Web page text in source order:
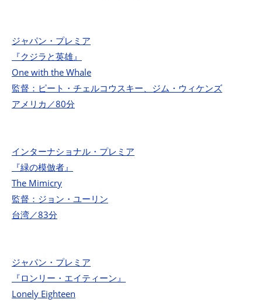
ジャパン・プレミア
『クジラと英雄』
One with the Whale
監督：ピート・チェルコウスキー、ジム・ウィケンズ
アメリカ／80分
インターナショナル・プレミア
『緑の模倣者』
The Mimicry
監督：ジョン・ユーリン
台湾／83分
ジャパン・プレミア
『ロンリー・エイティーン』
Lonely Eighteen